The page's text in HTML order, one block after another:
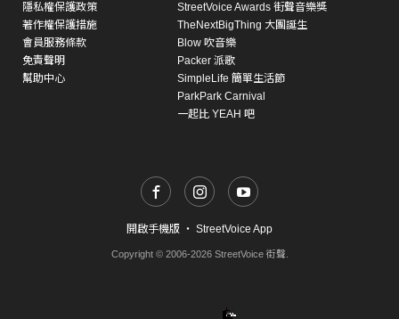
隱私權保護政策
著作權保護措施
會員服務條款
免責聲明
幫助中心
StreetVoice Awards 街聲音樂獎
TheNextBigThing 大團誕生
Blow 吹音樂
Packer 派歌
SimpleLife 簡單生活節
ParkPark Carnival
一起比 YEAH 吧
開啟手機版 ・ StreetVoice App
Copyright © 2006-2026 StreetVoice 街聲.